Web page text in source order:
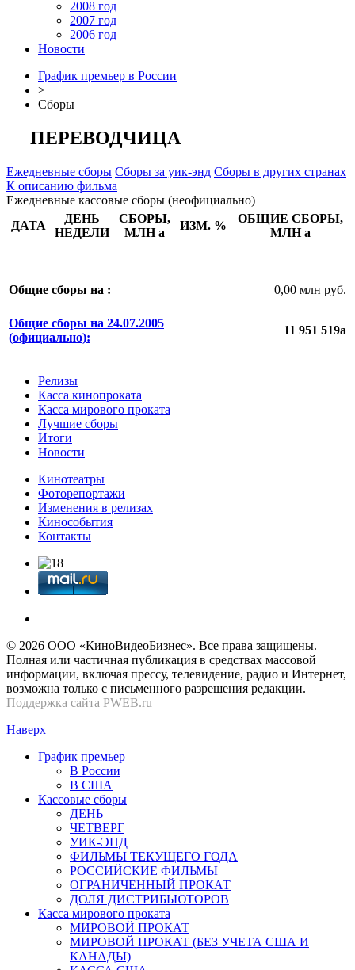
2008 год
2007 год
2006 год
Новости
График премьер в России
>
Сборы
ПЕРЕВОДЧИЦА
Ежедневные сборы Сборы за уик-энд Сборы в других странах
К описанию фильма
Ежедневные кассовые сборы (неофициально)
ДАТА
ДЕНЬ
НЕДЕЛИ
СБОРЫ,
МЛНa
ИЗМ. %
ОБЩИЕ СБОРЫ,
МЛНa
Общие сборы на : 0,00 млн руб.
Общие сборы на 24.07.2005
(официально):
11 951 519a
Релизы
Касса кинопроката
Касса мирового проката
Лучшие сборы
Итоги
Новости
Кинотеатры
Фоторепортажи
Изменения в релизах
Кинособытия
Контакты
© 2026 OOО «КиноВидеоБизнес». Все права защищены.
Полная или частичная публикация в средствах массовой
информации, включая прессу, телевидение, радио и Интернет,
возможна только с письменного разрешения редакции.
Поддержка сайта PWEB.ru
Наверх
График премьер
В России
В США
Кассовые сборы
ДЕНЬ
ЧЕТВЕРГ
УИК-ЭНД
ФИЛЬМЫ ТЕКУЩЕГО ГОДА
РОССИЙСКИЕ ФИЛЬМЫ
ОГРАНИЧЕННЫЙ ПРОКАТ
ДОЛЯ ДИСТРИБЬЮТОРОВ
Касса мирового проката
МИРОВОЙ ПРОКАТ
МИРОВОЙ ПРОКАТ (БЕЗ УЧЕТА США И
КАНАДЫ)